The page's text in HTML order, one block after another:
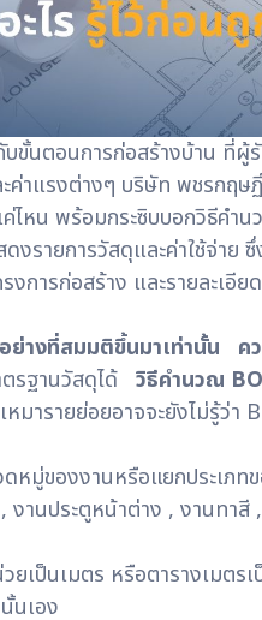
ขั้นตอนการก่อสร้างบ้าน ที่
ค่าแรงต่างๆ บริษัท พชรกฤษ
ไหน พร้อมกระซิบบอกวิธีคำ
ายการวัสดุและค่าใช้จ่าย
ารก่อสร้าง และรายละเอี
ย่างที่สมมติขึ้นมาเท่านั้น
ค
ตรฐานวัสดุได้ วิธีคำนวณ
มารายย่อยอาจจะยังไม่รู้ว่
หมู่ของงานหรือแยกประเภ
านประตูหน้าต่าง , งานทา
เป็นเมตร หรือตารางเมตร
นเอง